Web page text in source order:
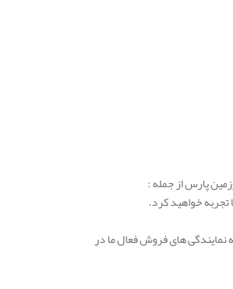
پارس از جمله :
تجربه خواهید کرد.
نمایندگی های فروش فعال ما در